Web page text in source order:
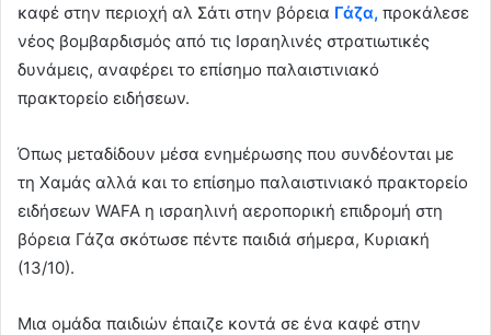
καφέ στην περιοχή αλ Σάτι στην βόρεια Γάζα, προκάλεσε
νέος βομβαρδισμός από τις Ισραηλινές στρατιωτικές
δυνάμεις, αναφέρει το επίσημο παλαιστινιακό
πρακτορείο ειδήσεων.
Όπως μεταδίδουν μέσα ενημέρωσης που συνδέονται με
τη Χαμάς αλλά και το επίσημο παλαιστινιακό πρακτορείο
ειδήσεων WAFA η ισραηλινή αεροπορική επιδρομή στη
βόρεια Γάζα σκότωσε πέντε παιδιά σήμερα, Κυριακή
(13/10).
Μια ομάδα παιδιών έπαιζε κοντά σε ένα καφέ στην